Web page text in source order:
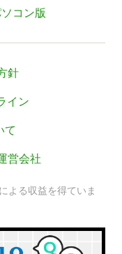
コン版
針
イン
て
営会社
よる収益を得ていま